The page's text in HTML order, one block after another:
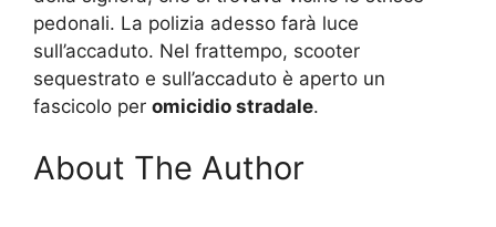
pedonali. La polizia adesso farà luce
sull’accaduto. Nel frattempo, scooter
sequestrato e sull’accaduto è aperto un
fascicolo per omicidio stradale.
About The Author